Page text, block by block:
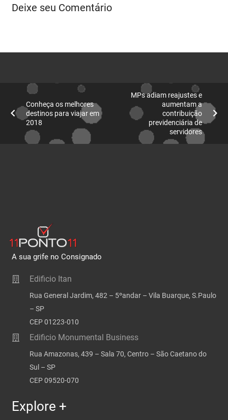
Deixe seu Comentário
Conheça os melhores
destinos para viajar em
2018
MPs adiam reajustes e
aumentam a
contribuição
previdenciária de
servidores
A sua grife no Consignado
Edificio Itan
Rua General Jardim, 482 – 5ºandar – Vila Buarque, S.Paulo
– SP
CEP 01223-010
Edificio Monumental Business
Rua Amazonas, 439 – Sala 70, Centro – São Caetano do
Sul – SP
CEP 09520-070
Explore +